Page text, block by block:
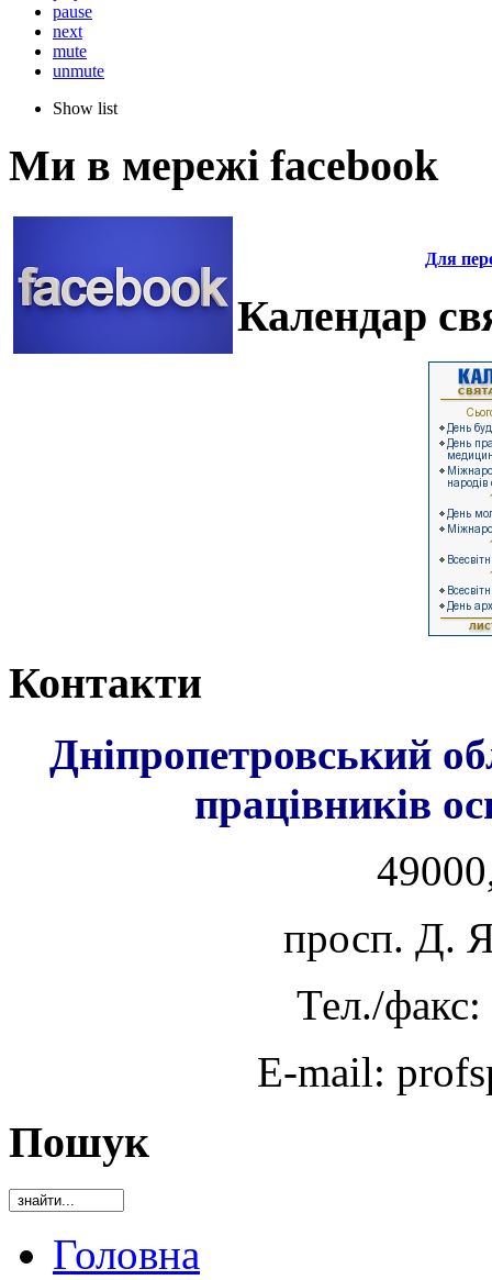
pause
next
mute
unmute
Show list
Ми в мережі facebook
Для
Календар
Контакти
Дніпропетровський
працівників
просп. Д.
Тел./
E-mail:
Пошук
Головна